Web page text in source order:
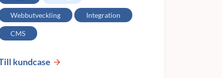
Webbutveckling Integration
CMS
kundcase